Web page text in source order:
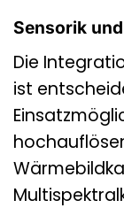
Sensorik
Die
ist